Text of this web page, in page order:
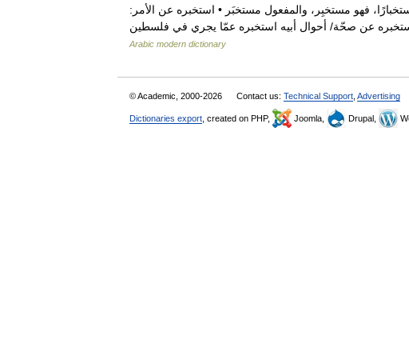
فهو مستخبِر، والمفعول مستخبَر • استخبره عن الأمر:
Arabic modern dictionary
© Academic, 2000-2026 Contact us: Technical Support Advertising
Dictionaries export , created on PHP, Joomla, Drupal,